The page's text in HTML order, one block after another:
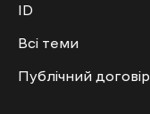
ID
Всі теми
Публічний договір